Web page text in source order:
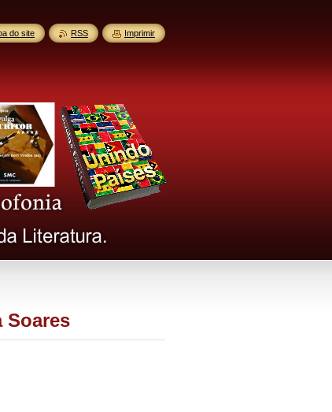
Soares
do site RSS Imprimir